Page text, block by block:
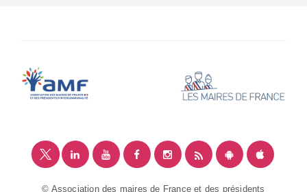
© Association des maires de France et des présidents